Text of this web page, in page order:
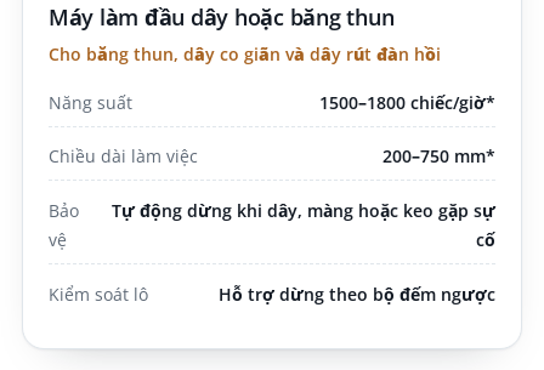
Máy làm đầu dây hoặc băng thun
Cho băng thun, dây co giãn và dây rút đàn hồi
Năng suất 1500–1800 chiếc/giờ*
Chiều dài làm việc 200–750 mm*
Bảo
vệ
Tự động dừng khi dây, màng hoặc keo gặp sự
cố
Kiểm soát lô Hỗ trợ dừng theo bộ đếm ngược